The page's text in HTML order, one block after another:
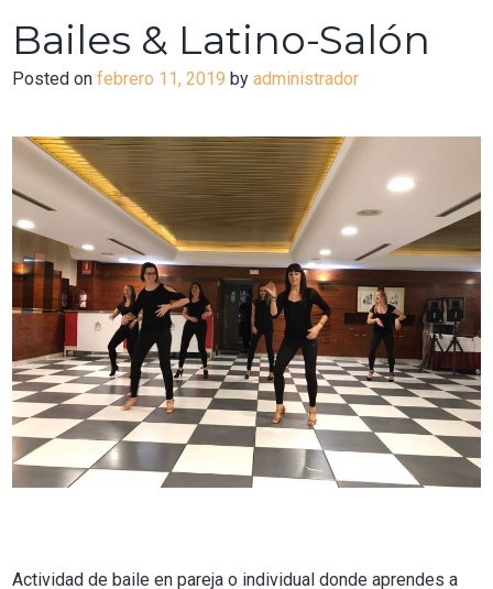
Bailes & Latino-Salón
Posted onfebrero 11, 2019 byadministrador
Actividad de baile en pareja o individual donde aprendes a